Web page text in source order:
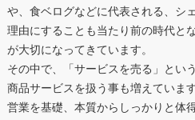
や、食ベログなどに代表される、シ
理由にすることも当たり前の時代と
が大切になってきています。
その中で、「サービスを売る」とい
商品サービスを扱う事も増えています
営業を基礎、本質からしっかりと体